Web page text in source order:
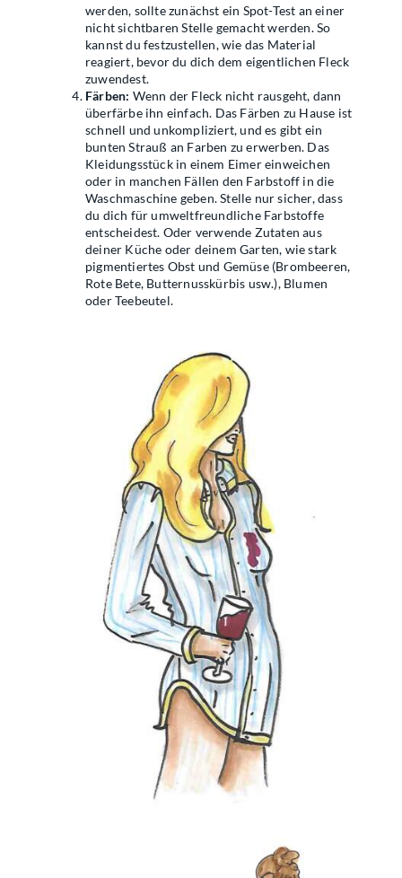
werden, sollte zunächst ein Spot-Test an einer
nicht sichtbaren Stelle gemacht werden. So
kannst du festzustellen, wie das Material
reagiert, bevor du dich dem eigentlichen Fleck
zuwendest.
Färben: Wenn der Fleck nicht rausgeht, dann
überfärbe ihn einfach. Das Färben zu Hause ist
schnell und unkompliziert, und es gibt ein
bunten Strauß an Farben zu erwerben. Das
Kleidungsstück in einem Eimer einweichen
oder in manchen Fällen den Farbstoff in die
Waschmaschine geben. Stelle nur sicher, dass
du dich für umweltfreundliche Farbstoffe
entscheidest. Oder verwende Zutaten aus
deiner Küche oder deinem Garten, wie stark
pigmentiertes Obst und Gemüse (Brombeeren,
Rote Bete, Butternusskürbis usw.), Blumen
oder Teebeutel.